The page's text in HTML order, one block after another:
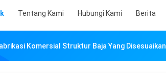
Tentang Kami Hubungi Kami Berita
Komersial Struktur Baja Yang Disesuaikan